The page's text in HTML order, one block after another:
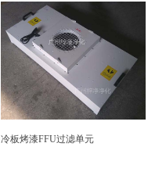
冷板烤漆FFU过滤单元